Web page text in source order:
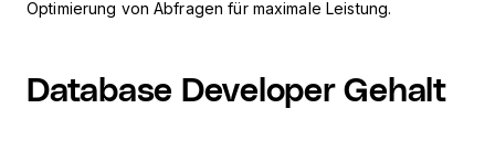
Optimierung von Abfragen für maximale Leistung.
Database Developer Gehalt